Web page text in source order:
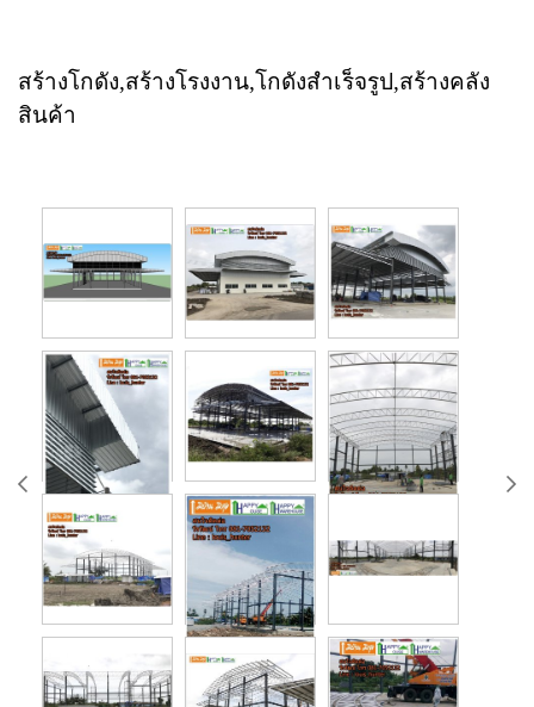
สร้างโกดัง,สร้างโรงงาน,โกดังสำเร็จรูป,สร้างคลัง
สินค้า